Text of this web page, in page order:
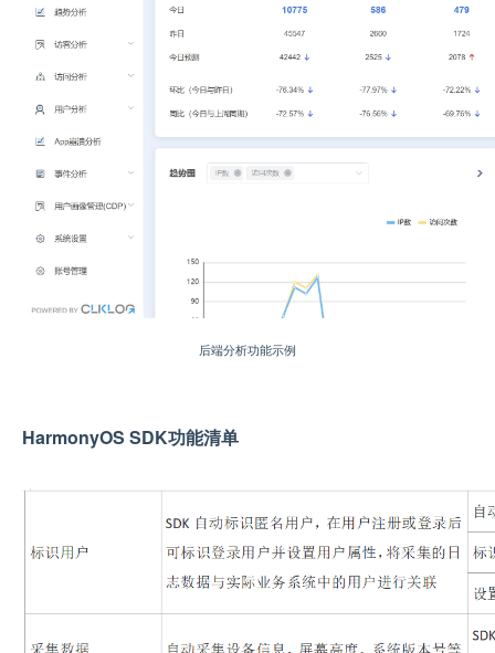
后端分析功能示例
HarmonyOS SDK功能清单